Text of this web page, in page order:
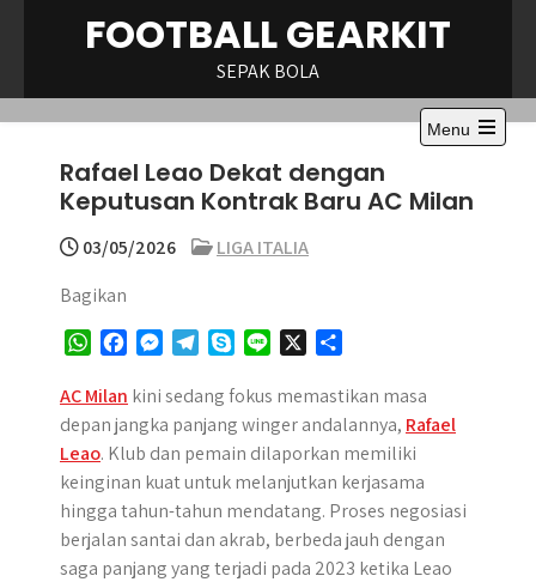
FOOTBALL GEARKIT
SEPAK BOLA
Menu
Open
menu
Rafael Leao Dekat dengan
Keputusan Kontrak Baru AC Milan
03/05/2026
LIGA ITALIA
Bagikan
W
a
t
s
A
p
p
c
e
b
o
s
s
e
n
r
l
e
g
r
y
p
e
n
e
a
r
e
AC Milan kini sedang fokus memastikan masa
depan jangka panjang winger andalannya, Rafael
Leao. Klub dan pemain dilaporkan memiliki
keinginan kuat untuk melanjutkan kerjasama
hingga tahun-tahun mendatang. Proses negosiasi
berjalan santai dan akrab, berbeda jauh dengan
saga panjang yang terjadi pada 2023 ketika Leao